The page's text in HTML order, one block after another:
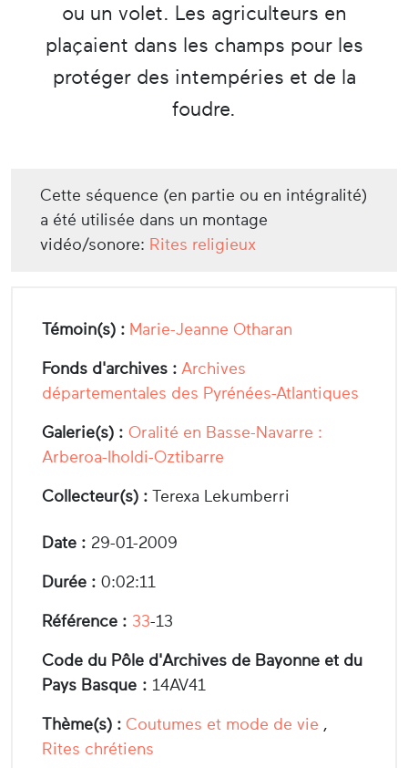
ou un volet. Les agriculteurs en
plaçaient dans les champs pour les
protéger des intempéries et de la
foudre.
Cette séquence (en partie ou en intégralité)
a été utilisée dans un montage
vidéo/sonore: Rites religieux
Témoin(s) : Marie-Jeanne Otharan
Fonds d'archives : Archives
départementales des Pyrénées-Atlantiques
Galerie(s) : Oralité en Basse-Navarre :
Arberoa-Iholdi-Oztibarre
Collecteur(s) : Terexa Lekumberri
Date : 29-01-2009
Durée : 0:02:11
Référence : 33-13
Code du Pôle d'Archives de Bayonne et du
Pays Basque : 14AV41
Thème(s) : Coutumes et mode de vie ,
Rites chrétiens